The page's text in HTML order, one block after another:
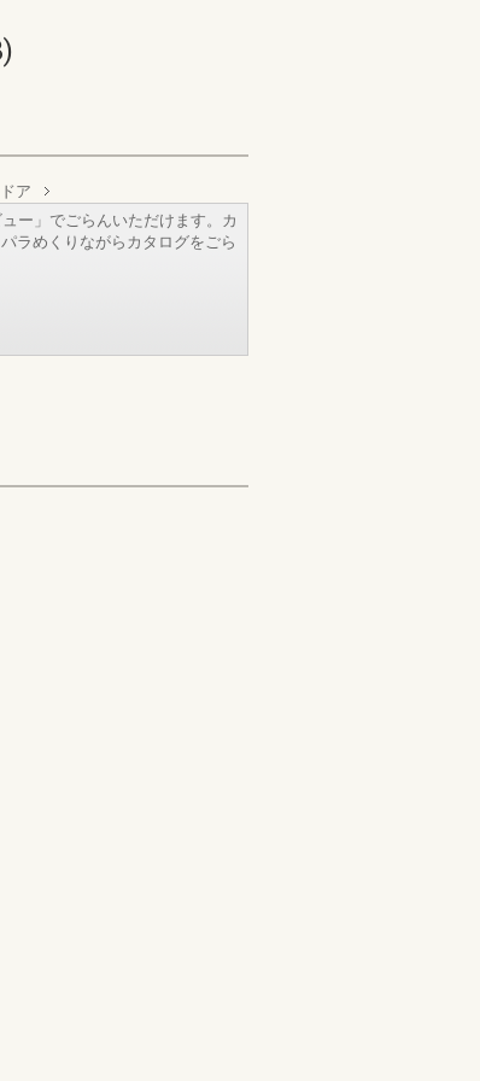
ア
ー」でごらんいただけます。カ
ラめくりながらカタログをごら